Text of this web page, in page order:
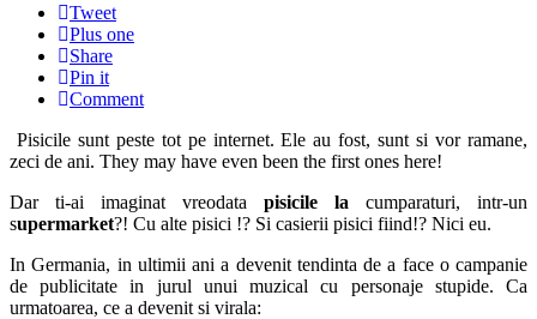
Tweet
Plus one
Share
Pin it
Comment
Pisicile sunt peste tot pe internet. Ele au fost, sunt si vor ramane,
zeci de ani. They may have even been the first ones here!
Dar ti-ai imaginat vreodata pisicile la cumparaturi, intr-un
supermarket?! Cu alte pisici !? Si casierii pisici fiind!? Nici eu.
In Germania, in ultimii ani a devenit tendinta de a face o campanie
de publicitate in jurul unui muzical cu personaje stupide. Ca
urmatoarea, ce a devenit si virala: